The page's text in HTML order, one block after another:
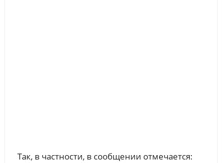
Так, в частности, в сообщении отмечается: